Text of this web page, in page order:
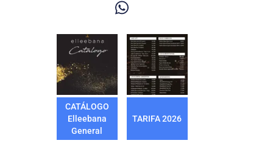
CATÁLOGO
Elleebana
General
TARIFA 2026